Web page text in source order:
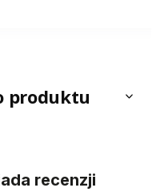
produktu
recenzji